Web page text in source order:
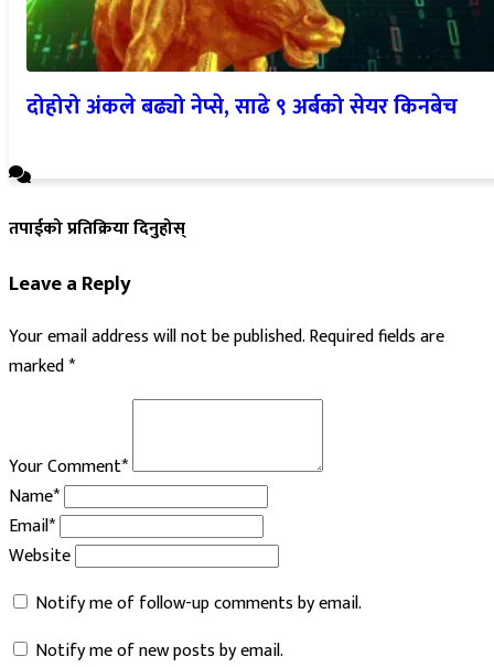
दोहोरो अंकले बढ्यो नेप्से, साढे ९ अर्बको सेयर किनबेच
तपाईको प्रतिक्रिया दिनुहोस्
Leave a Reply
Your email address will not be published.Required fields are
marked*
Your Comment*
Name*
Email*
Website
Notify me of follow-up comments by email.
Notify me of new posts by email.